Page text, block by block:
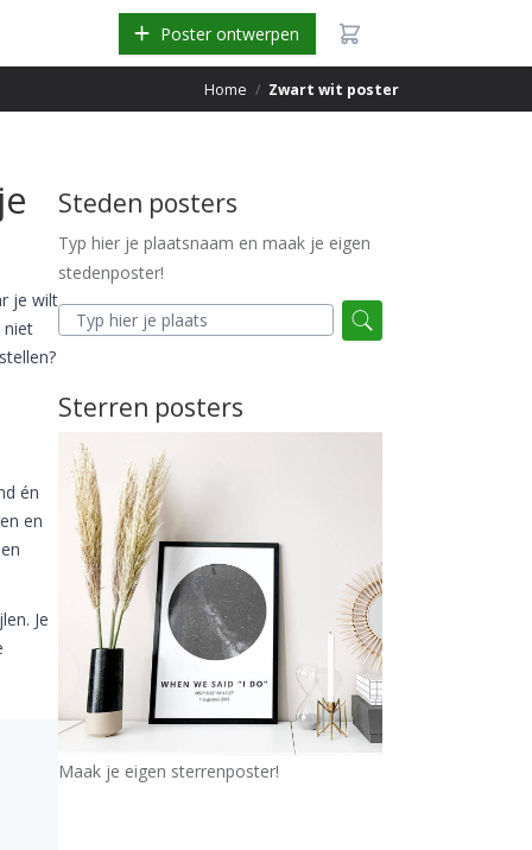
Poster ontwerpen
Home / Zwart wit poster
je wilt
niet
én
en
Je
Steden posters
Typ hier je plaatsnaam en maak je eigen
stedenposter!
Sterren posters
Maak je eigen sterrenposter!